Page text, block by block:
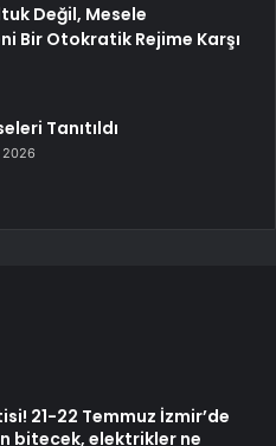
Değil, Mesele
Bir Otokratik Rejime Karşı
Tanıtıldı
2026
21-22 Temmuz İzmir’de
bitecek, elektrikler ne